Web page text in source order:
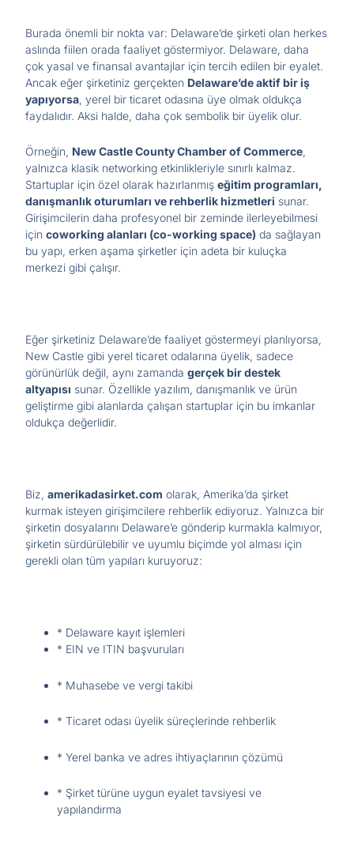
Burada önemli bir nokta var: Delaware’de şirketi olan herkes
aslında fiilen orada faaliyet göstermiyor. Delaware, daha
çok yasal ve finansal avantajlar için tercih edilen bir eyalet.
Ancak eğer şirketiniz gerçekten Delaware’de aktif bir iş
yapıyorsa, yerel bir ticaret odasına üye olmak oldukça
faydalıdır. Aksi halde, daha çok sembolik bir üyelik olur.
Örneğin, New Castle County Chamber of Commerce,
yalnızca klasik networking etkinlikleriyle sınırlı kalmaz.
Startuplar için özel olarak hazırlanmışeğitim programları,
danışmanlık oturumları ve rehberlik hizmetleri sunar.
Girişimcilerin daha profesyonel bir zeminde ilerleyebilmesi
içincoworking alanları (co-working space) da sağlayan
bu yapı, erken aşama şirketler için adeta bir kuluçka
merkezi gibi çalışır.
Eğer şirketiniz Delaware’de faaliyet göstermeyi planlıyorsa,
New Castle gibi yerel ticaret odalarına üyelik, sadece
görünürlük değil, aynı zamandagerçek bir destek
altyapısı sunar. Özellikle yazılım, danışmanlık ve ürün
geliştirme gibi alanlarda çalışan startuplar için bu imkanlar
oldukça değerlidir.
Biz,amerikadasirket.com olarak, Amerika’da şirket
kurmak isteyen girişimcilere rehberlik ediyoruz. Yalnızca bir
şirketin dosyalarını Delaware’e gönderip kurmakla kalmıyor,
şirketin sürdürülebilir ve uyumlu biçimde yol alması için
gerekli olan tüm yapıları kuruyoruz:
* Delaware kayıt işlemleri
* EIN ve ITIN başvuruları
* Muhasebe ve vergi takibi
* Ticaret odası üyelik süreçlerinde rehberlik
* Yerel banka ve adres ihtiyaçlarının çözümü
* Şirket türüne uygun eyalet tavsiyesi ve
yapılandırma